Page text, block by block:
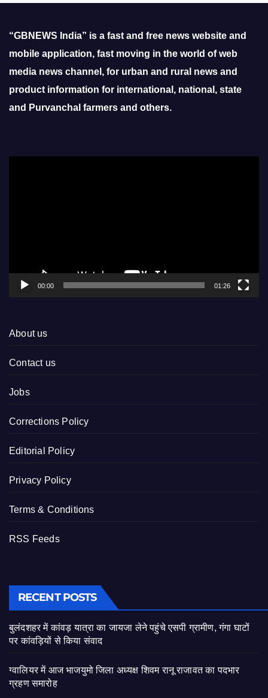
“GBNEWS India” is a fast and free news website and
mobile application, fast moving in the world of web
media news channel, for urban and rural news and
product information for international, national, state
and Purvanchal farmers and others.
00:00 01:26
About us
Contact us
Jobs
Corrections Policy
Editorial Policy
Privacy Policy
Terms & Conditions
RSS Feeds
RECENT POSTS
बुलंदशहर में कांवड़ यात्रा का जायजा लेने पहुंचे एसपी ग्रामीण, गंगा घाटों
पर कांवड़ियों से किया संवाद
ग्वालियर में आज भाजयुमो जिला अध्यक्ष शिवम रानू राजावत का पदभार
ग्रहण समारोह